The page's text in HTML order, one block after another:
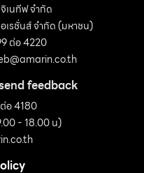
เนทีฟ จำกัด
เรชั่นส์ จำกัด (มหาชน)
ต่อ 4220
feedback
อ 4180
- 18.00 น)